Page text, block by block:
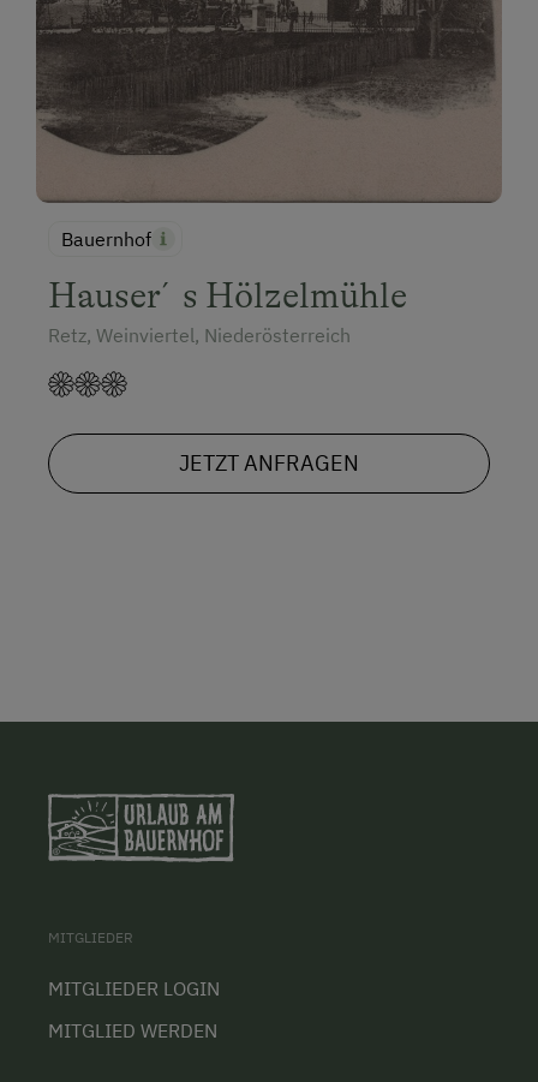
Bauernhof
Hauser´s Hölzelmühle
Retz, Weinviertel, Niederösterreich
JETZT ANFRAGEN
MITGLIEDER
MITGLIEDER LOGIN
MITGLIED WERDEN